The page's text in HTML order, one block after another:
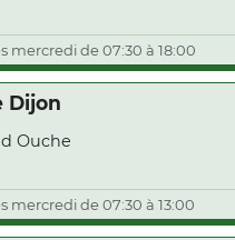
mercredi de 07:30 à 18:00
Dijon
Ouche
mercredi de 07:30 à 13:00